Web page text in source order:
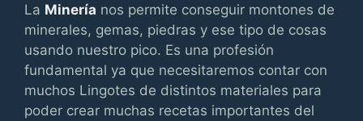
La Minería nos permite conseguir montones de
minerales, gemas, piedras y ese tipo de cosas
usando nuestro pico. Es una profesión
fundamental ya que necesitaremos contar con
muchos Lingotes de distintos materiales para
poder crear muchas recetas importantes del